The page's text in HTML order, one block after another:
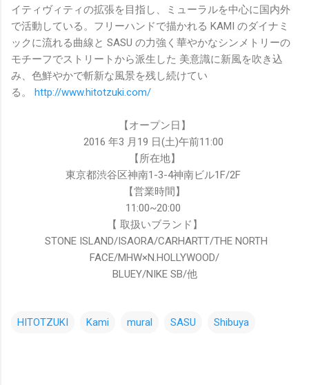
イティヴィティの拡張を目指し、ミューラルを中心に国内外
で活動している。フリーハンドで描かれる KAMI のダイナミ
ックに流れる曲線と SASU の力強く華やかなシンメトリーの
モチーフでストリートから派生した 美意識に新風を吹き込
み、色鮮やかで斬新な風景を残し続けてい
る。 http://www.hitotzuki.com/
【オープン日】
2016 年3 月19 日(土)午前11:00
【所在地】
東京都渋谷区神南1-3-4神南ビル1F/2F
【営業時間】
11:00~20:00
【 取扱いブランド】
STONE ISLAND/ISAORA/CARHARTT/THE NORTH
FACE/MHW×N.HOLLYWOOD/
BLUEY/NIKE SB/他
HITOTZUKI Kami mural SASU Shibuya